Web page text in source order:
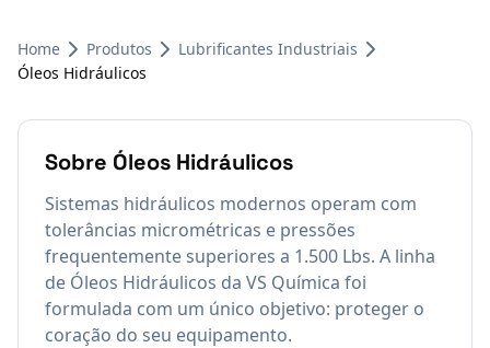
Home Produtos
Lubrificantes Industriais
Óleos Hidráulicos
Sobre Óleos Hidráulicos
Sistemas hidráulicos modernos operam com
tolerâncias micrométricas e pressões
frequentemente superiores a 1.500 Lbs. A linha
de Óleos Hidráulicos da VS Química foi
formulada com um único objetivo: proteger o
coração do seu equipamento.